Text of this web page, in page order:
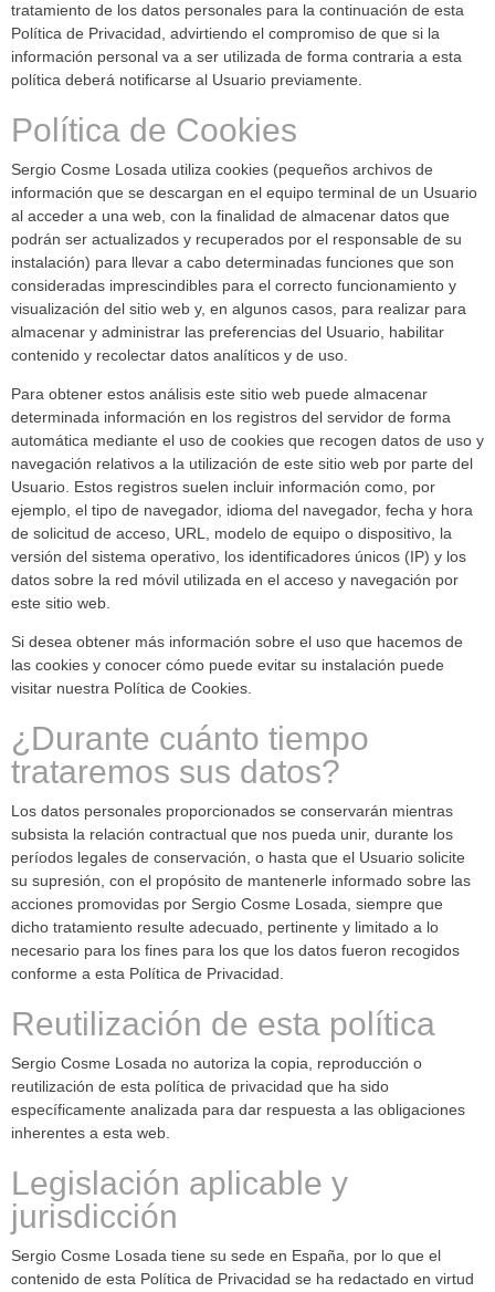
tratamiento de los datos personales para la continuación de esta
Política de Privacidad, advirtiendo el compromiso de que si la
información personal va a ser utilizada de forma contraria a esta
política deberá notificarse al Usuario previamente.
Política de Cookies
Sergio Cosme Losada utiliza cookies (pequeños archivos de
información que se descargan en el equipo terminal de un Usuario
al acceder a una web, con la finalidad de almacenar datos que
podrán ser actualizados y recuperados por el responsable de su
instalación) para llevar a cabo determinadas funciones que son
consideradas imprescindibles para el correcto funcionamiento y
visualización del sitio web y, en algunos casos, para realizar para
almacenar y administrar las preferencias del Usuario, habilitar
contenido y recolectar datos analíticos y de uso.
Para obtener estos análisis este sitio web puede almacenar
determinada información en los registros del servidor de forma
automática mediante el uso de cookies que recogen datos de uso y
navegación relativos a la utilización de este sitio web por parte del
Usuario. Estos registros suelen incluir información como, por
ejemplo, el tipo de navegador, idioma del navegador, fecha y hora
de solicitud de acceso, URL, modelo de equipo o dispositivo, la
versión del sistema operativo, los identificadores únicos (IP) y los
datos sobre la red móvil utilizada en el acceso y navegación por
este sitio web.
Si desea obtener más información sobre el uso que hacemos de
las cookies y conocer cómo puede evitar su instalación puede
visitar nuestra Política de Cookies.
¿Durante cuánto tiempo
trataremos sus datos?
Los datos personales proporcionados se conservarán mientras
subsista la relación contractual que nos pueda unir, durante los
períodos legales de conservación, o hasta que el Usuario solicite
su supresión, con el propósito de mantenerle informado sobre las
acciones promovidas por Sergio Cosme Losada, siempre que
dicho tratamiento resulte adecuado, pertinente y limitado a lo
necesario para los fines para los que los datos fueron recogidos
conforme a esta Política de Privacidad.
Reutilización de esta política
Sergio Cosme Losada no autoriza la copia, reproducción o
reutilización de esta política de privacidad que ha sido
específicamente analizada para dar respuesta a las obligaciones
inherentes a esta web.
Legislación aplicable y
jurisdicción
Sergio Cosme Losada tiene su sede en España, por lo que el
contenido de esta Política de Privacidad se ha redactado en virtud